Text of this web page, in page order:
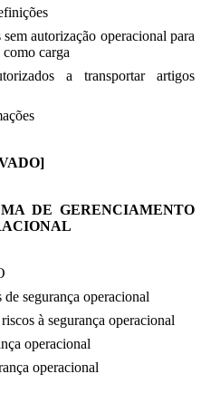
autorização operacional para
carga
a transportar artigos
DE GERENCIAMENTO
segurança operacional
à segurança operacional
operacional
operacional